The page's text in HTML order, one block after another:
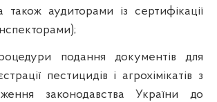
також аудиторами із сертифікації
подання документів для
пестицидів і агрохімікатів з
законодавства України до